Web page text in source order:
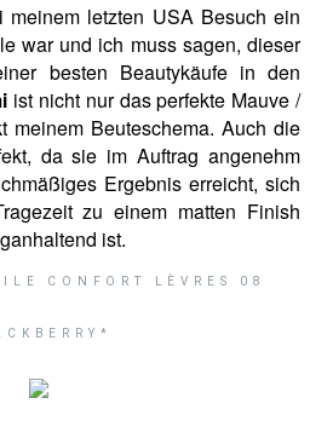
meinem letzten USA Besuch ein
war und ich muss sagen, dieser
besten Beautykäufe in den
ist nicht nur das perfekte Mauve /
meinem Beuteschema. Auch die
da sie im Auftrag angenehm
Ergebnis erreicht, sich
zu einem matten Finish
ist.
CONFORT LÈVRES 08